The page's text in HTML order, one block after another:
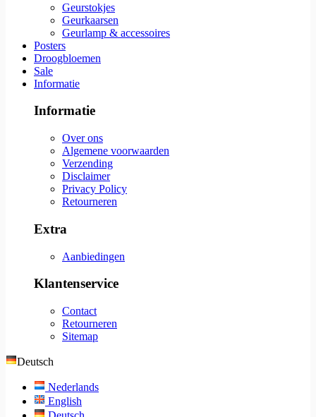
Geurstokjes
Geurkaarsen
Geurlamp & accessoires
Posters
Droogbloemen
Sale
Informatie
Informatie
Over ons
Algemene voorwaarden
Verzending
Disclaimer
Privacy Policy
Retourneren
Extra
Aanbiedingen
Klantenservice
Contact
Retourneren
Sitemap
Deutsch
Nederlands
English